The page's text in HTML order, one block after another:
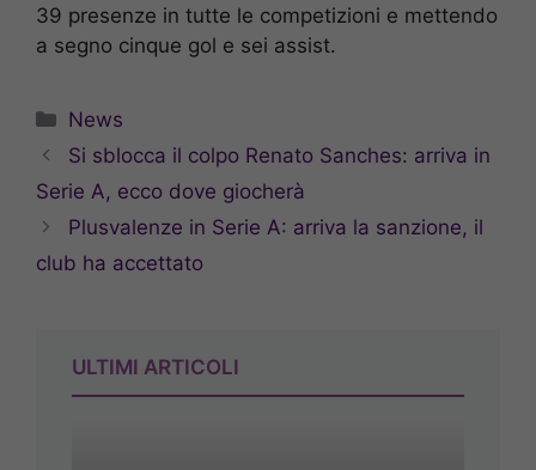
39 presenze in tutte le competizioni e mettendo
a segno cinque gol e sei assist.
Categorie
News
Si sblocca il colpo Renato Sanches: arriva in
Serie A, ecco dove giocherà
Plusvalenze in Serie A: arriva la sanzione, il
club ha accettato
ULTIMI ARTICOLI